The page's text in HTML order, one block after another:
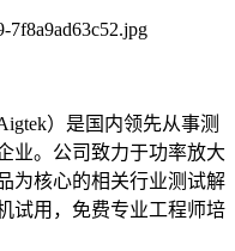
）是国内领先从事测
业。公司致力于功率放大
为核心的相关行业测试解
试用，免费专业工程师培